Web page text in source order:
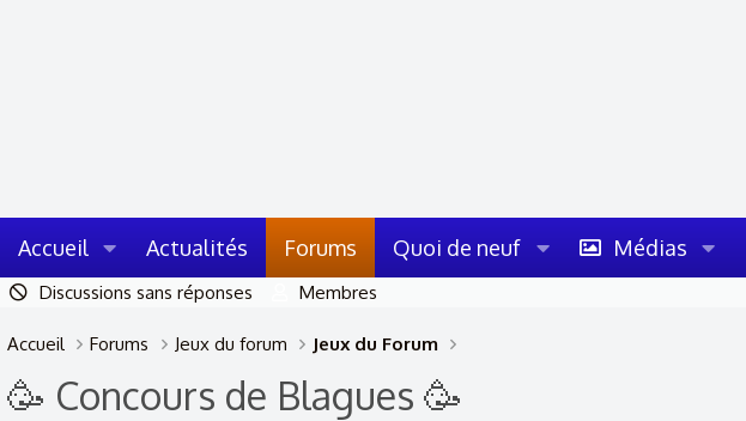
Accueil Actualités Forums Quoi de neuf Médias
Discussions sans réponses Membres
Accueil Forums Jeux du forum Jeux du Forum
🥳 Concours de Blagues 🥳